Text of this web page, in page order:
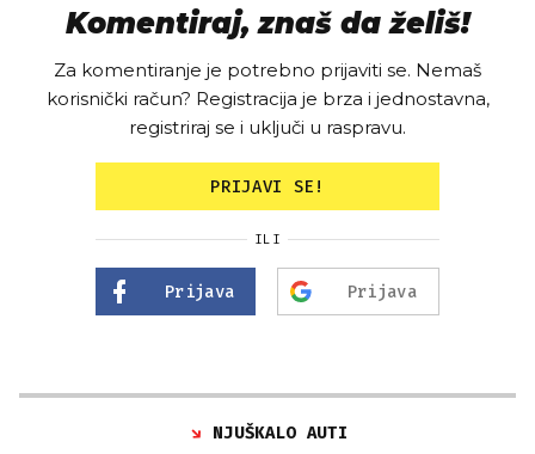
Komentiraj, znaš da želiš!
Za komentiranje je potrebno prijaviti se. Nemaš
korisnički račun? Registracija je brza i jednostavna,
registriraj se i uključi u raspravu.
PRIJAVI SE!
ILI
Prijava Prijava
NJUŠKALO AUTI